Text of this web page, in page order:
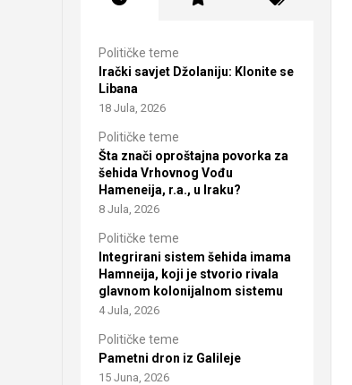
Političke teme
Irački savjet Džolaniju: Klonite se
Libana
18 Jula, 2026
Političke teme
Šta znači oproštajna povorka za
šehida Vrhovnog Vođu
Hameneija, r.a., u Iraku?
8 Jula, 2026
Političke teme
Integrirani sistem šehida imama
Hamneija, koji je stvorio rivala
glavnom kolonijalnom sistemu
4 Jula, 2026
Političke teme
Pametni dron iz Galileje
15 Juna, 2026